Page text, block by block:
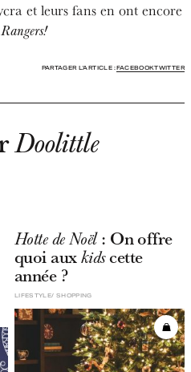
et leurs fans en ont encore
PARTAGER L'ARTICLE :FACEBOOKTWITTER
Doolittle
Hotte de Noël: On offre
quoi auxkidscette
année ?
LIFESTYLE SHOPPING